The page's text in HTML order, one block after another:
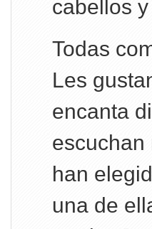
cabellos
Todas
Les
encanta
escuchan
han
una de